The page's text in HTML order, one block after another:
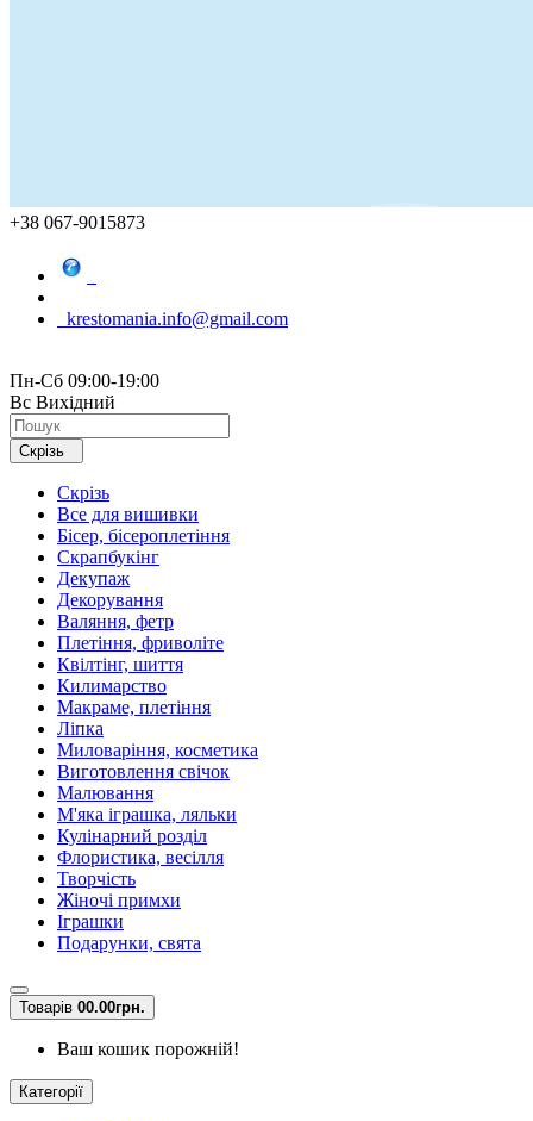
+38 067-9015873
krestomania.info@gmail.com
Пн-Сб 09:00-19:00
Вс Вихідний
Скрізь
Скрізь
Все для вишивки
Бісер, бісероплетіння
Скрапбукінг
Декупаж
Декорування
Валяння, фетр
Плетіння, фриволіте
Квілтінг, шиття
Килимарство
Макраме, плетіння
Ліпка
Миловаріння, косметика
Виготовлення свічок
Малювання
М'яка іграшка, ляльки
Кулінарний розділ
Флористика, весілля
Творчість
Жіночі примхи
Іграшки
Подарунки, свята
Товарів 00.00грн.
Ваш кошик порожній!
Категорії